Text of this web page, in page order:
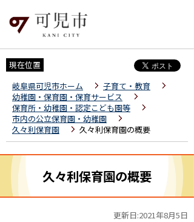
現在位置
岐阜県可児市ホーム
子育て・教育
幼稚園・保育園・保育サービス
保育所・幼稚園・認定こども園等
市内の公立保育園・幼稚園
久々利保育園
久々利保育園の概要
久々利保育園の概要
更新日:2021年8月5日